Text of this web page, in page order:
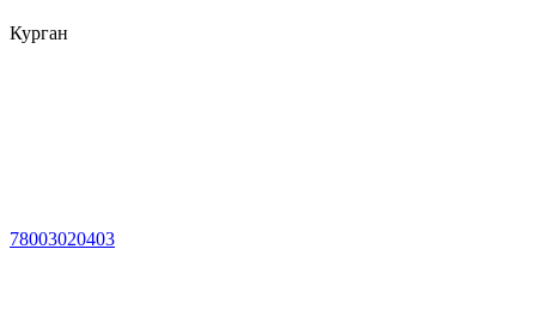
Курган
78003020403